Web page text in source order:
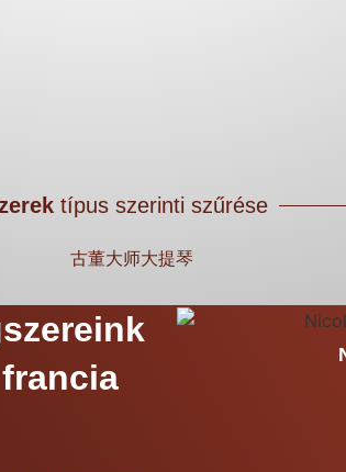
típus szerinti szűrése
古董大师大提琴
francia